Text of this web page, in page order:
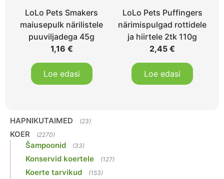
LoLo Pets Smakers
maiusepulk närilistele
puuviljadega 45g
1,16 €
Loe edasi
LoLo Pets Puffingers
närimispulgad rottidele
ja hiirtele 2tk 110g
2,45€
Loe edasi
HAPNIKUTAIMED (23)
KOER (2270)
Šampoonid (33)
Konservid koertele (127)
Koerte tarvikud (153)